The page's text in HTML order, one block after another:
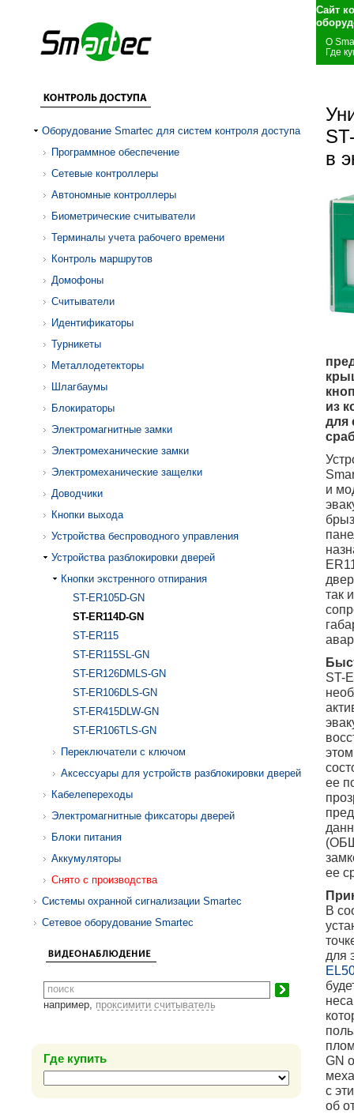
Сайт
О
Где
Оборудование Smartec для систем контроля доступа
Программное обеспечение
Сетевые контроллеры
Автономные контроллеры
Биометрические считыватели
Терминалы учета рабочего времени
Контроль маршрутов
Домофоны
Считыватели
Идентификаторы
Турникеты
Металлодетекторы
Шлагбаумы
Блокираторы
Электромагнитные замки
Электромеханические замки
Электромеханические защелки
Доводчики
Кнопки выхода
Устройства беспроводного управления
Устройства разблокировки дверей
Кнопки экстренного отпирания
ST-ER105D-GN
ST-ER114D-GN
ST-ER115
ST-ER115SL-GN
ST-ER126DMLS-GN
ST-ER106DLS-GN
ST-ER415DLW-GN
ST-ER106TLS-GN
Переключатели с ключом
Аксессуары для устройств разблокировки дверей
Кабелепереходы
Электромагнитные фиксаторы дверей
Блоки питания
Аккумуляторы
Снято с производства
Системы охранной сигнализации Smartec
Сетевое оборудование Smartec
например, проксимити считыватель
Где купить
в
из
для
и
так
ST-
ее
ее
В
для
GN
с
об